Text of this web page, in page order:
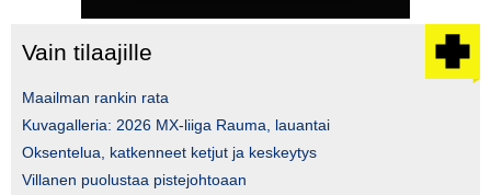
Vain tilaajille
Maailman rankin rata
Kuvagalleria: 2026 MX-liiga Rauma, lauantai
Oksentelua, katkenneet ketjut ja keskeytys
Villanen puolustaa pistejohtoaan